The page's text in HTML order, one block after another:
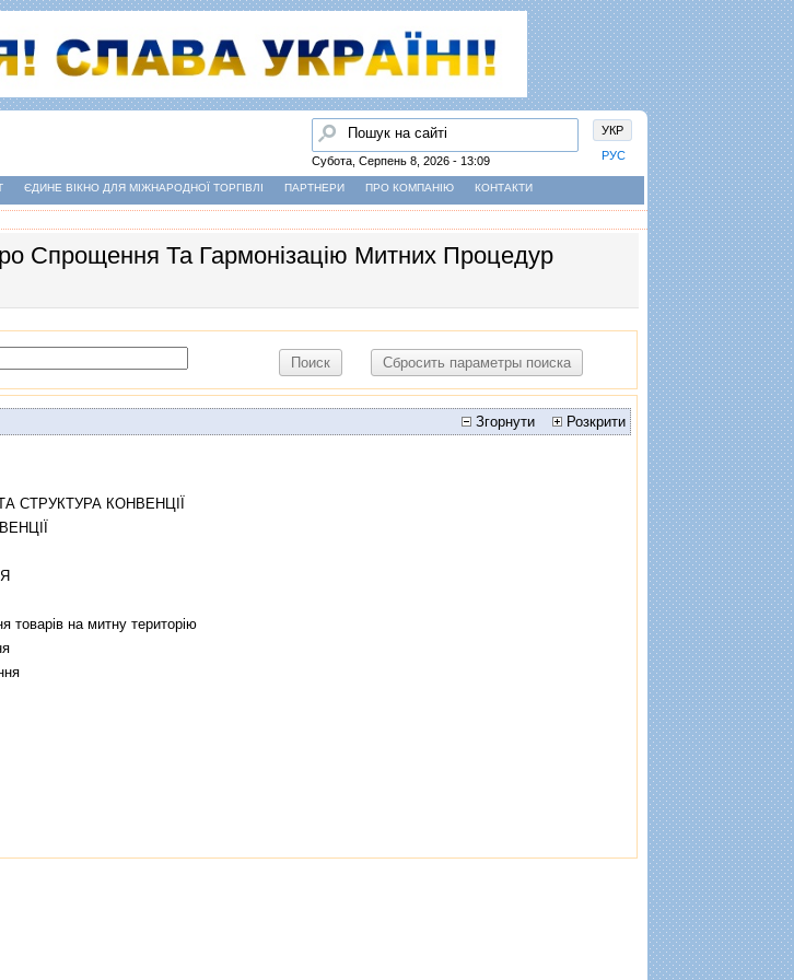
УКР
РУС
Пошук
Субота, Серпень 8, 2026 - 13:09
ЄДИНЕ ВІКНО ДЛЯ МІЖНАРОДНОЇ ТОРГІВЛІ ПАРТНЕРИ ПРО КОМПАНІЮ КОНТАКТИ
Спрощення Та Гармонiзацiю Митних Процедур
Згорнути Розкрити
СТРУКТУРА КОНВЕНЦIЇ
товарiв на митну територiю